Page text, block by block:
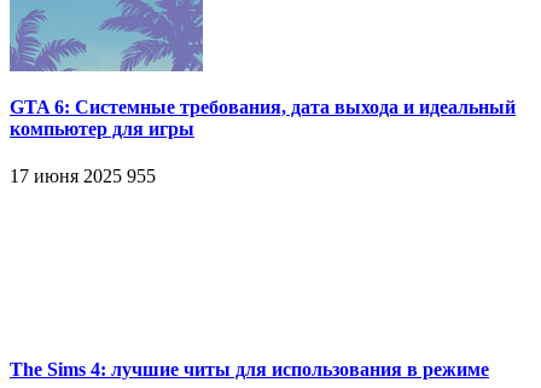
GTA 6: Системные требования, дата выхода и идеальный
компьютер для игры
17 июня 2025 955
The Sims 4: лучшие читы для использования в режиме